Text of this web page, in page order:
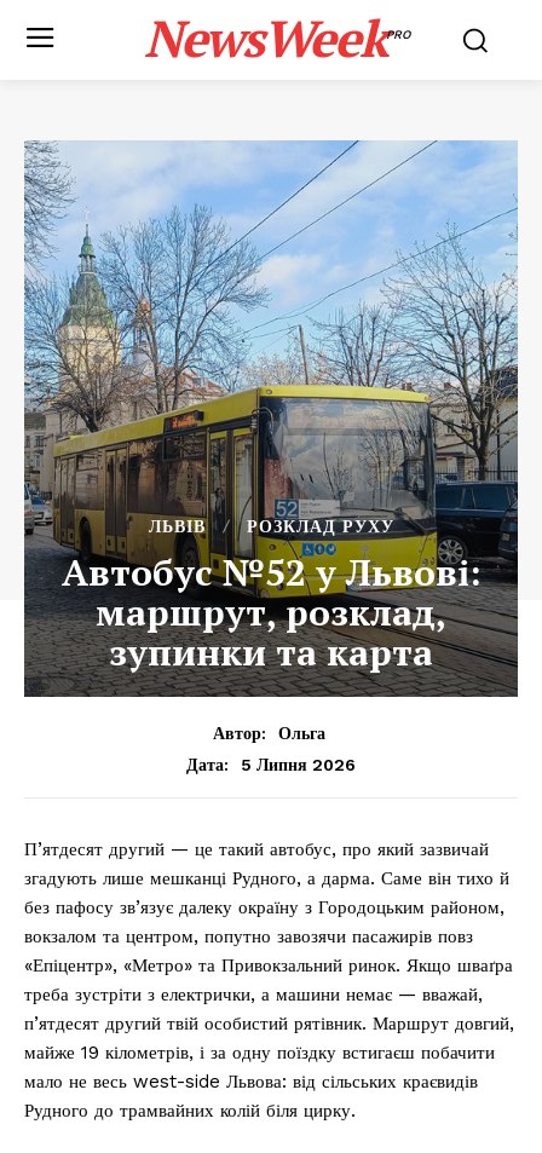
NewsWeekPRO
ЛЬВІВ РОЗКЛАД РУХУ
Автобус №52 у Львові:
маршрут, розклад,
зупинки та карта
Автор:
Ольга
Дата:
5 Липня 2026
П’ятдесят другий — це такий автобус, про який зазвичай
згадують лише мешканці Рудного, а дарма. Саме він тихо й
без пафосу зв’язує далеку окраїну з Городоцьким районом,
вокзалом та центром, попутно завозячи пасажирів повз
«Епіцентр», «Метро» та Привокзальний ринок. Якщо шваґра
треба зустріти з електрички, а машини немає — вважай,
п’ятдесят другий твій особистий рятівник. Маршрут довгий,
майже 19 кілометрів, і за одну поїздку встигаєш побачити
мало не весь west-side Львова: від сільських краєвидів
Рудного до трамвайних колій біля цирку.